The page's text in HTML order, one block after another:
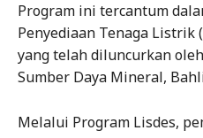
Program ini tercantum
Penyediaan Tenaga Listrik
yang telah diluncurkan
Sumber Daya Mineral,
Melalui Program Lisdes,